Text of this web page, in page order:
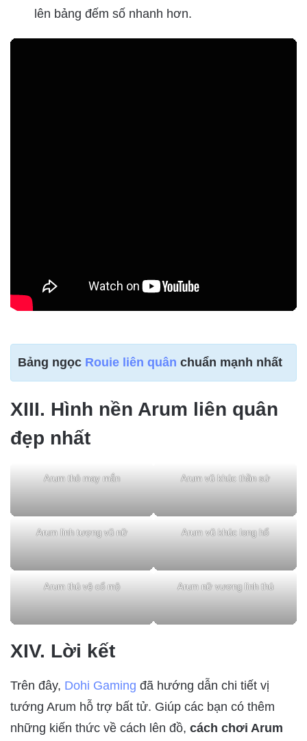
lên bảng đếm số nhanh hơn.
Bảng ngọc Rouie liên quân chuẩn mạnh nhất
XIII. Hình nền Arum liên quân
đẹp nhất
Arum thỏ may mắn Arum vũ khúc thần sứ
Arum linh tượng vũ nữ Arum vũ khúc long hổ
Arum thú vệ cổ mộ Arum nữ vương linh thú
XIV. Lời kết
Trên đây, Dohi Gaming đã hướng dẫn chi tiết vị
tướng Arum hỗ trợ bất tử. Giúp các bạn có thêm
những kiến thức về cách lên đồ, cách chơi Arum